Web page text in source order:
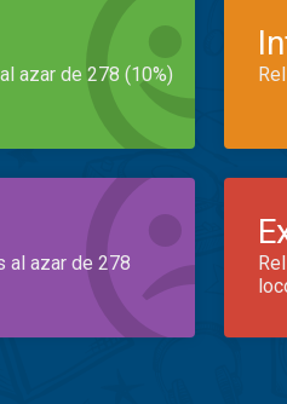
azar de 278 (10%)
al azar de 278